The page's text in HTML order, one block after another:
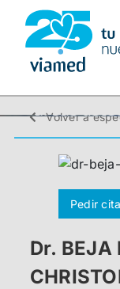
Saltar
contenido
Volver a
Pedir cita
Dr. BEJA